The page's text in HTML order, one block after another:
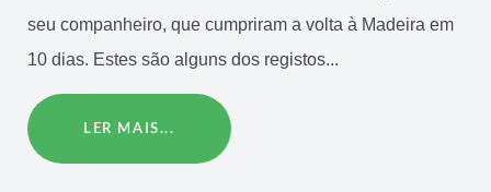
seu companheiro, que cumpriram a volta à Madeira em
10 dias. Estes são alguns dos registos...
LER MAIS...